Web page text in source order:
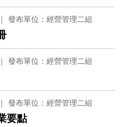
發布單位：經營管理二組
發布單位：經營管理二組
發布單位：經營管理二組
要點